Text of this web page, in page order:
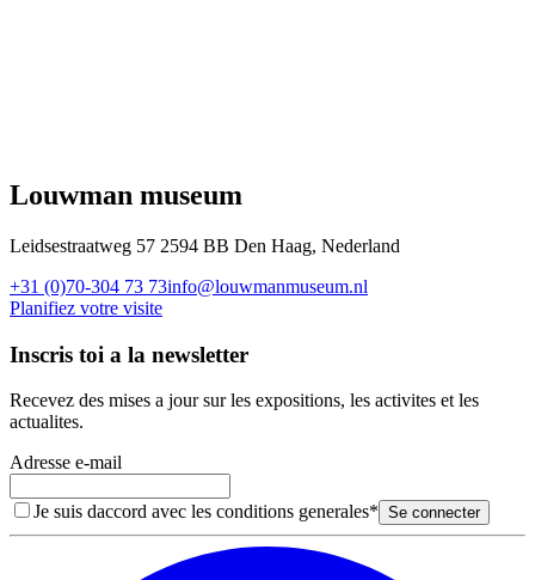
Louwman museum
Leidsestraatweg 57 2594 BB Den Haag, Nederland
+31 (0)70-304 73 73info@louwmanmuseum.nl
Planifiez votre visite
Inscris toi a la newsletter
Recevez des mises a jour sur les expositions, les activites et les
actualites.
Adresse e-mail
Je suis daccord avec les conditions generales* Se connecter